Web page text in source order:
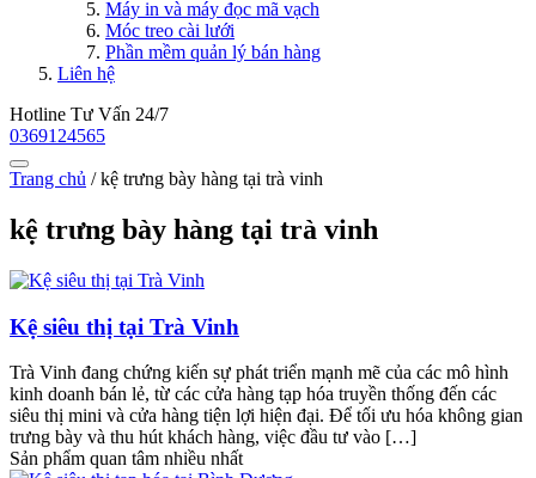
Máy in và máy đọc mã vạch
Móc treo cài lưới
Phần mềm quản lý bán hàng
Liên hệ
Hotline Tư Vấn 24/7
0369124565
Trang chủ /kệ trưng bày hàng tại trà vinh
kệ trưng bày hàng tại trà vinh
Kệ siêu thị tại Trà Vinh
Trà Vinh đang chứng kiến sự phát triển mạnh mẽ của các mô hình
kinh doanh bán lẻ, từ các cửa hàng tạp hóa truyền thống đến các
siêu thị mini và cửa hàng tiện lợi hiện đại. Để tối ưu hóa không gian
trưng bày và thu hút khách hàng, việc đầu tư vào […]
Sản phẩm quan tâm nhiều nhất